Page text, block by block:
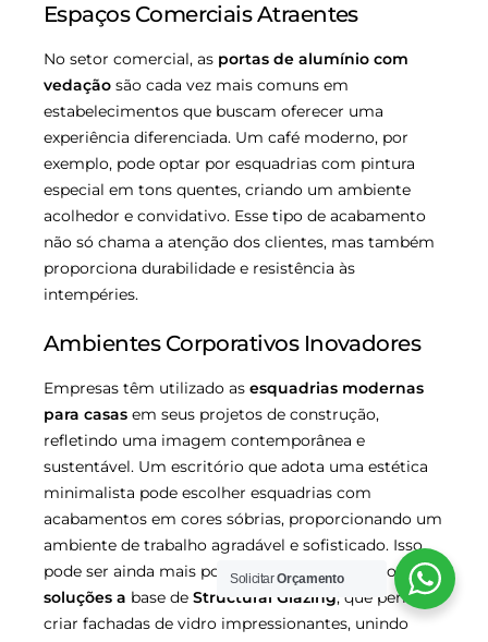
Espaços Comerciais Atraentes
No setor comercial, as portas de alumínio com
vedação são cada vez mais comuns em
estabelecimentos que buscam oferecer uma
experiência diferenciada. Um café moderno, por
exemplo, pode optar por esquadrias com pintura
especial em tons quentes, criando um ambiente
acolhedor e convidativo. Esse tipo de acabamento
não só chama a atenção dos clientes, mas também
proporciona durabilidade e resistência às
intempéries.
Ambientes Corporativos Inovadores
Empresas têm utilizado as esquadrias modernas
para casas em seus projetos de construção,
refletindo uma imagem contemporânea e
sustentável. Um escritório que adota uma estética
minimalista pode escolher esquadrias com
acabamentos em cores sóbrias, proporcionando um
ambiente de trabalho agradável e sofisticado. Isso
pode ser ainda mais potencializado com o uso de
soluções a base de Structural Glazing, que permite
criar fachadas de vidro impressionantes, unindo
SolicitarOrçamento